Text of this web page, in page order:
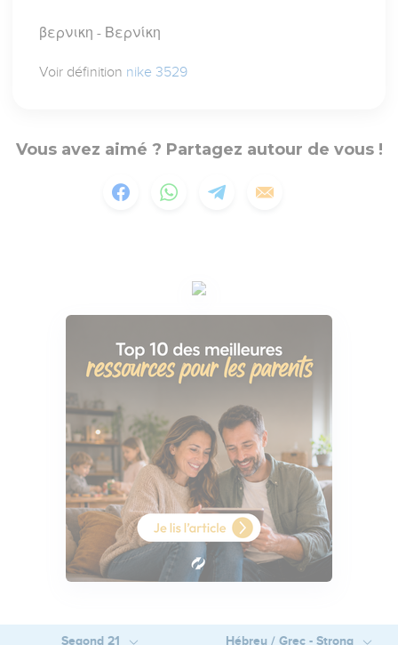
βερνικη - Βερνίκη
Voir définition nike 3529
Vous avez aimé ? Partagez autour de vous !
Segond 21 Hébreu / Grec - Strong